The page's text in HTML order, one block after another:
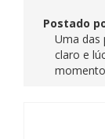
Postado
Uma das
claro e